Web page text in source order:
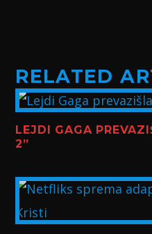
RELATED
LEJDI GAGA
2”